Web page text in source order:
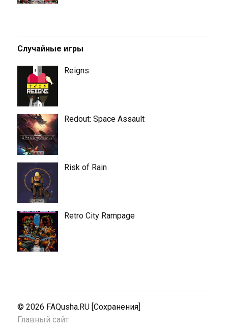
Случайные игры
Reigns
Redout: Space Assault
Risk of Rain
Retro City Rampage
© 2026 FAQusha.RU [Сохранения]
Главный сайт